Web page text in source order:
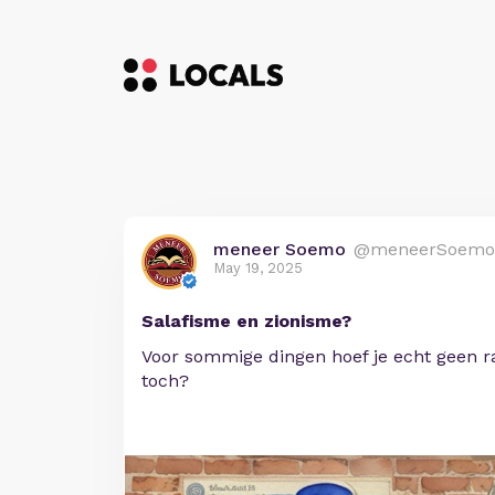
meneer Soemo @meneerSoemo
May 19, 2025
Salafisme en zionisme?
Voor sommige dingen hoef je echt geen
toch?